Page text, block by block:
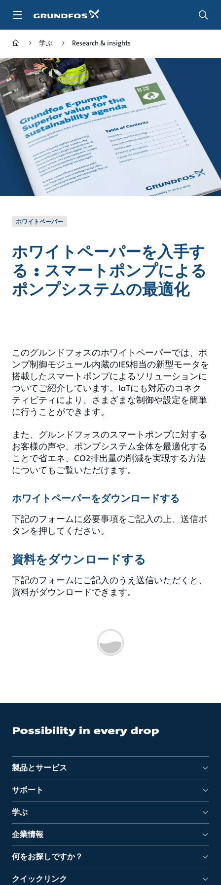
テ
ン
ツ
に
ス
キ
ッ
学ぶ Research & insights
ホワイトペーパー
ホワイトペーパーを入手す
る : スマートポンプによる
ポンプシステムの最適化
このグルンドフォスのホワイトペーパーでは、ポ
ンプ制御モジュール内蔵のIE5相当の新型モータを
搭載したスマートポンプによるソリューションに
ついてご紹介しています。IoTにも対応のコネク
ティビティにより、さまざまな制御や設定を簡単
に行うことができます。
また、グルンドフォスのスマートポンプに対する
お客様の声や、ポンプシステム全体を最適化する
ことで省エネ、CO2排出量の削減を実現する方法
についてもご覧いただけます。
ホワイトペーパーをダウンロードする
下記のフォームに必要事項をご記入の上、送信ボ
タンを押してください。
資料をダウンロードする
下記のフォームにご記入のうえ送信いただくと、
資料がダウンロードできます。
製品とサービス
サポート
学ぶ
企業情報
何をお探しですか？
クイックリンク